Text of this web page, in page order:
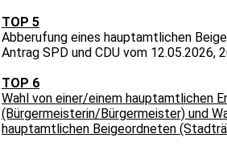
TOP 5
Abberufung eines hauptamtlichen
Antrag SPD und CDU vom 12.05.2026,
TOP 6
Wahl von einer/einem hauptamtlichen
(Bürgermeisterin/Bürgermeister) und
hauptamtlichen Beigeordneten